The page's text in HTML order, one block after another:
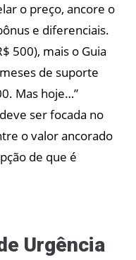
o preço, ancore o
e diferenciais.
500), mais o Guia
de suporte
Mas hoje…”
ser focada no
o valor ancorado
de que é
Urgência